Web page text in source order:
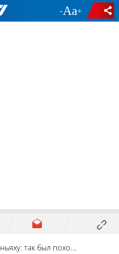
- +
похоронен закон о призыве